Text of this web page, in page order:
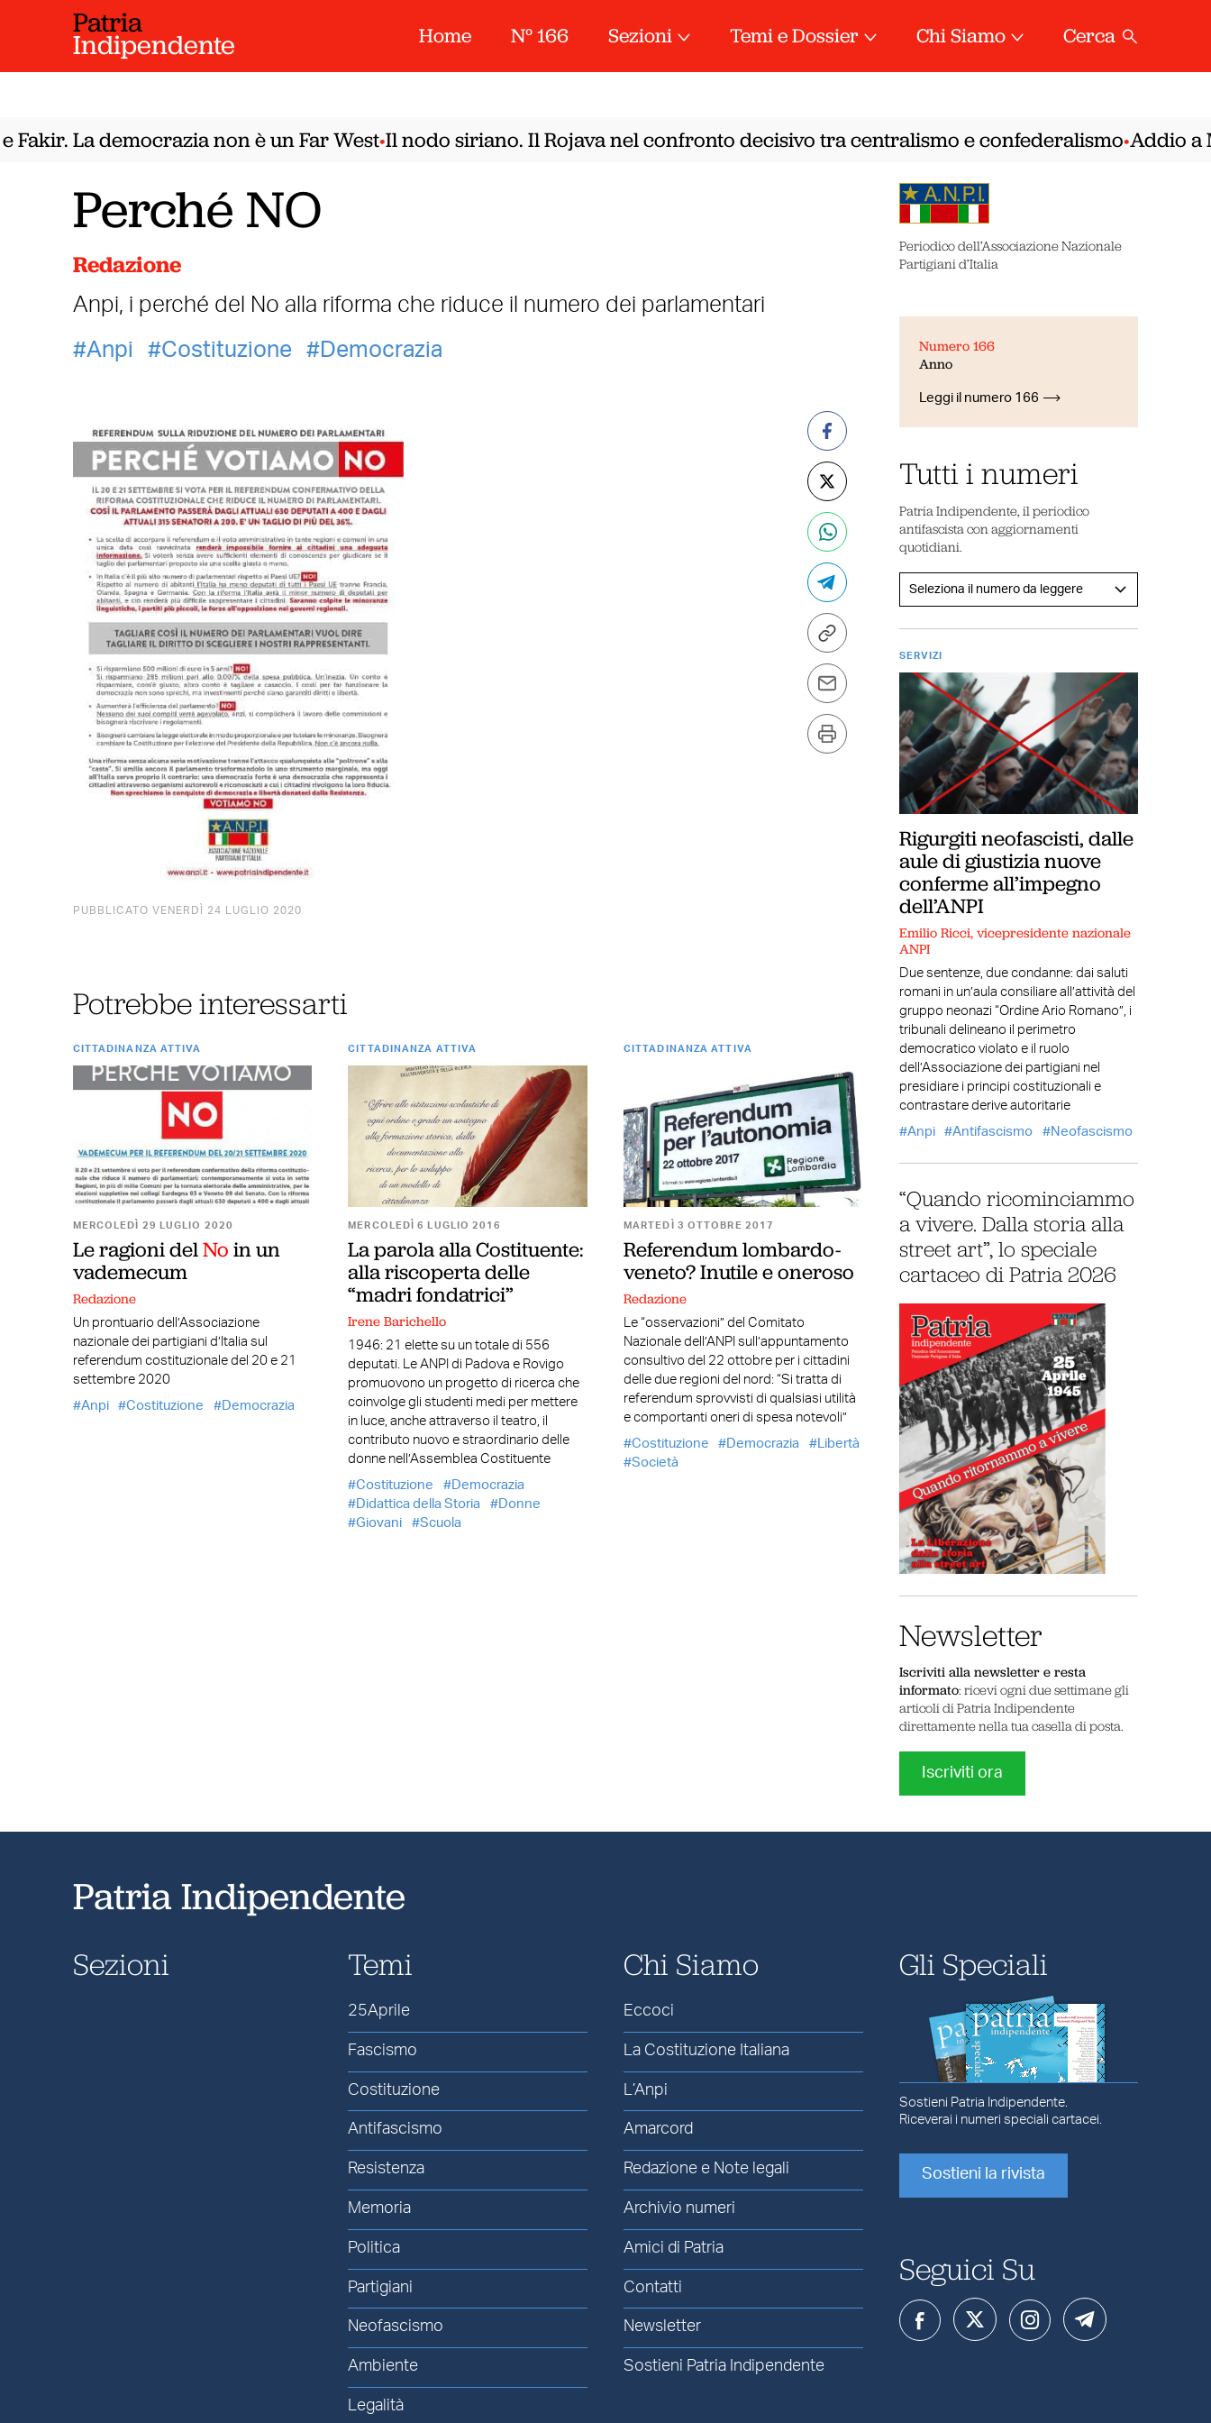
Patria
Indipendente Home N° 166 Sezioni Temi e Dossier Chi Siamo Cerca
La democrazia non è un Far West•Il nodo siriano. Il Rojava nel confronto decisivo tra centralismo e confederalismo•Addio a
Perché NO
Redazione
Anpi, i perché del No alla riforma che riduce il numero dei parlamentari
Anpi
Costituzione Democrazia
PUBBLICATO VENERDÌ 24 LUGLIO 2020
Potrebbe interessarti
CITTADINANZA ATTIVA
MERCOLEDÌ 29 LUGLIO 2020
Le ragioni delNo in un
vademecum
Redazione
Un prontuario dell’Associazione
nazionale dei partigiani d’Italia sul
referendum costituzionale del 20 e 21
settembre 2020
Anpi
Costituzione Democrazia
CITTADINANZA ATTIVA
MERCOLEDÌ 6 LUGLIO 2016
La parola alla Costituente:
alla riscoperta delle
“madri fondatrici”
Irene Barichello
1946: 21 elette su un totale di 556
deputati. Le ANPI di Padova e Rovigo
promuovono un progetto di ricerca che
coinvolge gli studenti medi per mettere
in luce, anche attraverso il teatro, il
contributo nuovo e straordinario delle
donne nell’Assemblea Costituente
Costituzione
Democrazia
Didattica della Storia
Donne
Giovani
Scuola
CITTADINANZA ATTIVA
MARTEDÌ 3 OTTOBRE 2017
Referendum lombardo-
veneto? Inutile e oneroso
Redazione
Le “osservazioni” del Comitato
Nazionale dell’ANPI sull’appuntamento
consultivo del 22 ottobre per i cittadini
delle due regioni del nord: “Si tratta di
referendum sprovvisti di qualsiasi utilità
e comportanti oneri di spesa notevoli”
Costituzione
Democrazia
Libertà
Società
Periodico dell’Associazione Nazionale
Partigiani d’Italia
Numero 166
Anno
Leggi il numero 166
Tutti i numeri
Patria Indipendente, il periodico
antifascista con aggiornamenti
quotidiani.
SERVIZI
Rigurgiti neofascisti, dalle
aule di giustizia nuove
conferme all’impegno
dell’ANPI
Emilio Ricci, vicepresidente nazionale
ANPI
Due sentenze, due condanne: dai saluti
romani in un’aula consiliare all’attività del
gruppo neonazi “Ordine Ario Romano”, i
tribunali delineano il perimetro
democratico violato e il ruolo
dell’Associazione dei partigiani nel
presidiare i principi costituzionali e
contrastare derive autoritarie
Anpi
Antifascismo Neofascismo
“Quando ricominciammo
a vivere. Dalla storia alla
street art”, lo speciale
cartaceo di Patria 2026
Newsletter
Iscriviti alla newsletter e resta
informato: ricevi ogni due settimane gli
articoli di Patria Indipendente
direttamente nella tua casella di posta.
Iscriviti ora
Patria Indipendente
Sezioni Temi
25Aprile
Fascismo
Costituzione
Antifascismo
Resistenza
Memoria
Politica
Partigiani
Neofascismo
Ambiente
Legalità
Chi Siamo
Eccoci
La Costituzione Italiana
L’Anpi
Amarcord
Redazione e Note legali
Archivio numeri
Amici di Patria
Contatti
Newsletter
Sostieni Patria Indipendente
Gli Speciali
Sostieni Patria Indipendente.
Riceverai i numeri speciali cartacei.
Sostieni la rivista
Seguici Su